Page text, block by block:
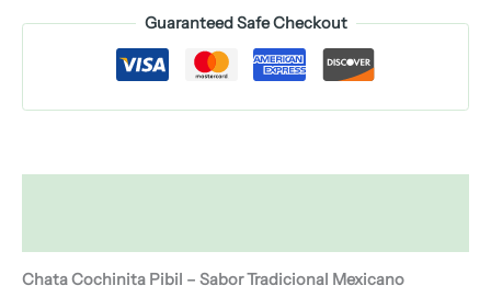
Guaranteed Safe Checkout
Chata Cochinita Pibil – Sabor Tradicional Mexicano